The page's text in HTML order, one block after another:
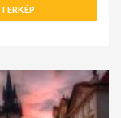
TERKÉP